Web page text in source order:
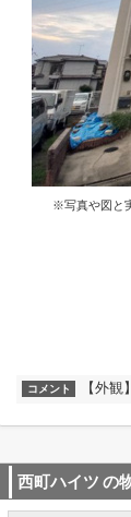
※写真や図と
コメント 【外観】
西町ハイツ の